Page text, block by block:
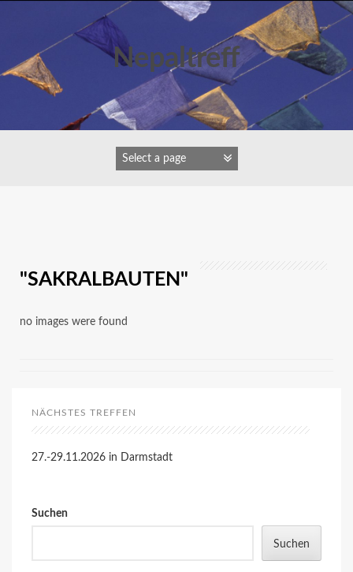
Nepaltreff
"SAKRALBAUTEN"
no images were found
NÄCHSTES TREFFEN
27.-29.11.2026 in Darmstadt
Suchen
Suchen